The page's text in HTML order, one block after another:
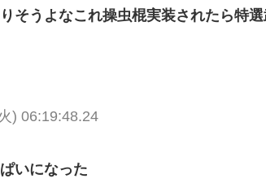
そうよなこれ操虫棍実装されたら特
) 06:19:48.24
いになった